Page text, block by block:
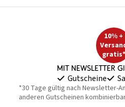
10% +
gratis*
Mit Newsletter
Gutscheine
*30 Tage gültig nach Newsletter-
anderen Gutscheinen